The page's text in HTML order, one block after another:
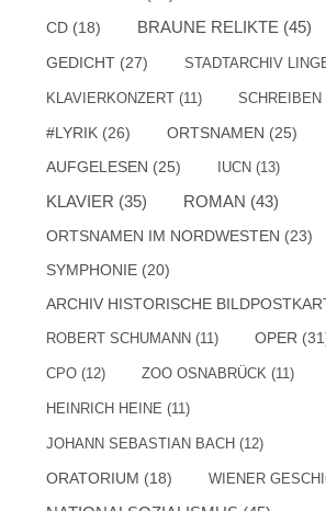
CD (18) BRAUNE RELIKTE (45)
GEDICHT (27) STADTARCHIV
KLAVIERKONZERT (11) SCHREIBEN
#LYRIK (26) ORTSNAMEN (25)
AUFGELESEN (25) IUCN (13)
KLAVIER (35) ROMAN (43)
ORTSNAMEN IM NORDWESTEN (23)
SYMPHONIE (20)
ARCHIV HISTORISCHE
ROBERT SCHUMANN (11) OPER
CPO (12) ZOO OSNABRÜCK (11)
HEINRICH HEINE (11)
JOHANN SEBASTIAN BACH (12)
ORATORIUM (18) WIENER